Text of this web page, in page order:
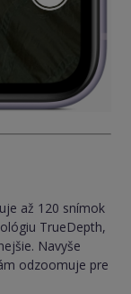
až 120 snímok
TrueDepth,
Navyše
odzoomuje pre